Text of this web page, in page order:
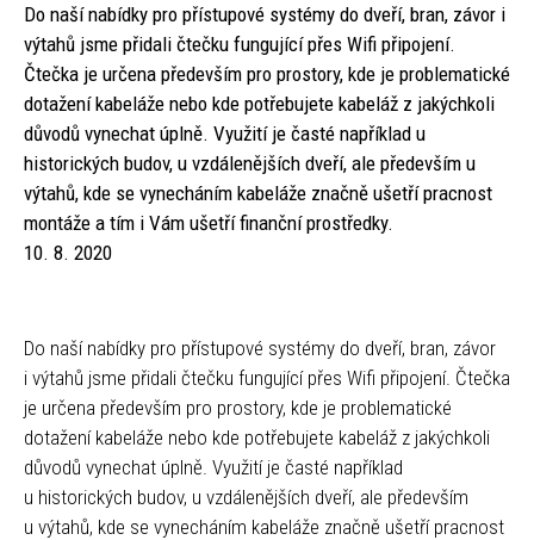
Do naší nabídky pro přístupové systémy do dveří, bran, závor i
výtahů jsme přidali čtečku fungující přes Wifi připojení.
Čtečka je určena především pro prostory, kde je problematické
dotažení kabeláže nebo kde potřebujete kabeláž z jakýchkoli
důvodů vynechat úplně. Využití je časté například u
historických budov, u vzdálenějších dveří, ale především u
výtahů, kde se vynecháním kabeláže značně ušetří pracnost
montáže a tím i Vám ušetří finanční prostředky.
10. 8. 2020
Do naší nabídky pro přístupové systémy do dveří, bran, závor
i výtahů jsme přidali čtečku fungující přes Wifi připojení. Čtečka
je určena především pro prostory, kde je problematické
dotažení kabeláže nebo kde potřebujete kabeláž z jakýchkoli
důvodů vynechat úplně. Využití je časté například
u historických budov, u vzdálenějších dveří, ale především
u výtahů, kde se vynecháním kabeláže značně ušetří pracnost